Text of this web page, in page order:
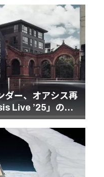
ダー、オアシス再
Live ’25」のオ
に